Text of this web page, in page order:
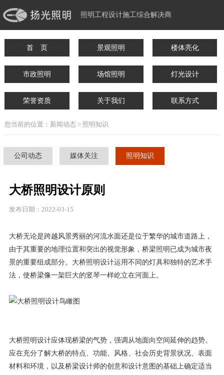
照明工程设计施工综合解决商
首 页 景观照明 楼体亮化
市政照明 场馆照明 灯光设计
荣誉资质 关于我们 联系方式
您当前的位置：新闻动态 > 照明知识
公司动态 媒体关注 照明知识
大桥照明设计原则
发布日期：2022-03-15
大桥无论是跨越风景秀丽的河流水面还是位于繁华的城市道路上，
由于其重要的地理位置和突出的视觉形象，桥梁照明已成为城市夜
景的重要组成部分。大桥照明设计运用不同的灯具和独特的艺术手
法，使桥梁像一架巨大的竖琴一样屹立在河面上。
大桥照明设计应体现桥梁的气势，强调从地面向空间延伸的趋势。
应在充分了解大桥的特点、功能、风格、社会历史背景状况、表面
材料和环境，以及桥梁设计师的创意和设计意图的基础上确定适当